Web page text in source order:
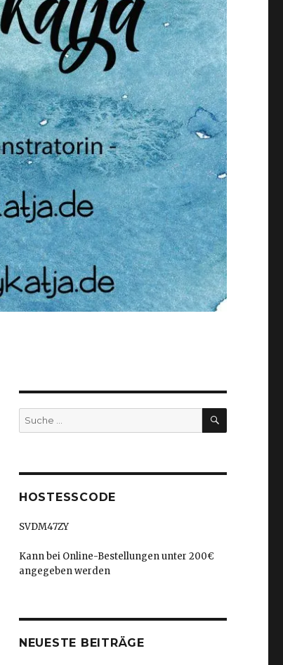
Suche
nach:
SUCHEN
HOSTESSCODE
SVDM47ZY
Kann bei Online-Bestellungen unter 200€
angegeben werden
NEUESTE BEITRÄGE